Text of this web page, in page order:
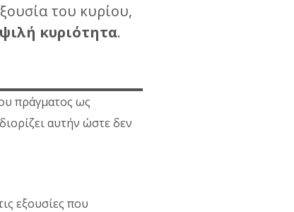
του κυρίου,
ψιλή κυριότητα.
πράγματος ως
αυτήν ώστε δεν
εξουσίες που